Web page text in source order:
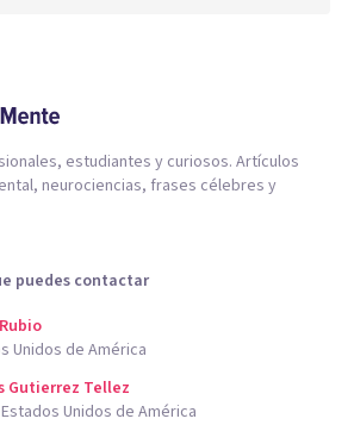
estudiantes y curiosos. Artículos
neurociencias, frases célebres y
puedes contactar
Unidos de América
Gutierrez Tellez
Unidos de América